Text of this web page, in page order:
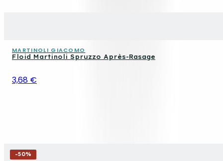
MARTINOLI GIACOMO
Floid Martinoli Spruzzo Après-Rasage
3,68 €
-50%